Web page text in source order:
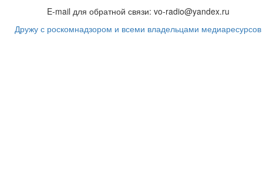
E-mail для обратной связи: vo-radio@yandex.ru
Дружу с роскомнадзором и всеми владельцами медиаресурсов